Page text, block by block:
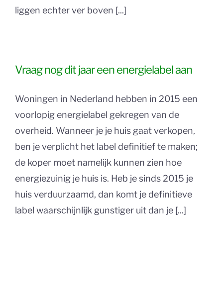
liggen echter ver boven [...]
Vraag nog dit jaar een energielabel aan
Woningen in Nederland hebben in 2015 een
voorlopig energielabel gekregen van de
overheid. Wanneer je je huis gaat verkopen,
ben je verplicht het label definitief te maken;
de koper moet namelijk kunnen zien hoe
energiezuinig je huis is. Heb je sinds 2015 je
huis verduurzaamd, dan komt je definitieve
label waarschijnlijk gunstiger uit dan je [...]